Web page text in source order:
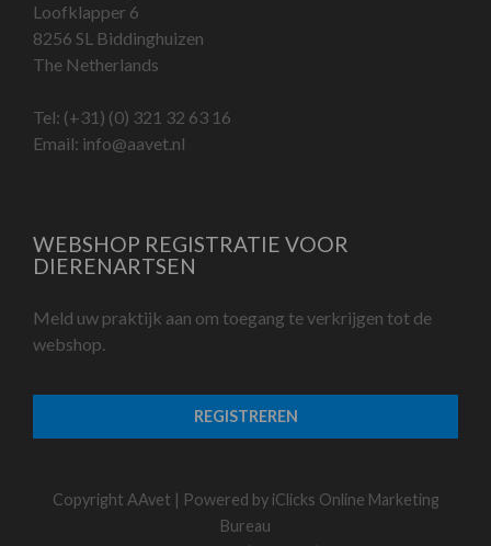
Loofklapper 6
8256 SL Biddinghuizen
The Netherlands
Tel: (+31) (0) 321 32 63 16
Email: info@aavet.nl
WEBSHOP REGISTRATIE VOOR
DIERENARTSEN
Meld uw praktijk aan om toegang te verkrijgen tot de
webshop.
REGISTREREN
Copyright AAvet | Powered by iClicks Online Marketing
Bureau